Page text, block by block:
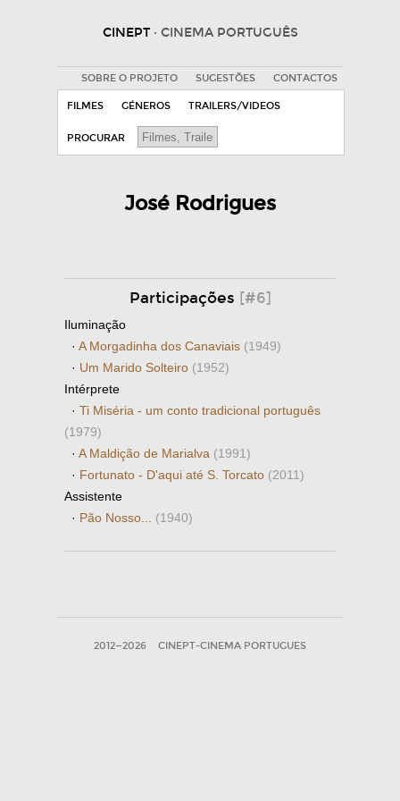
CINEPT · CINEMA PORTUGUÊS
SOBRE O PROJETO SUGESTÕES CONTACTOS
FILMES GÉNEROS TRAILERS/VIDEOS
PROCURAR
José Rodrigues
Participações [#6]
Iluminação
· A Morgadinha dos Canaviais (1949)
· Um Marido Solteiro (1952)
Intérprete
· Ti Miséria - um conto tradicional português
(1979)
· A Maldição de Marialva (1991)
· Fortunato - D'aqui até S. Torcato (2011)
Assistente
· Pão Nosso... (1940)
2012—2026 CINEPT-CINEMA PORTUGUES